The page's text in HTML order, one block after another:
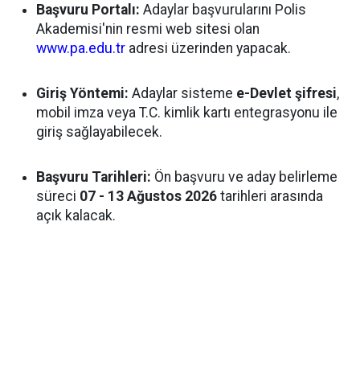
Başvuru Portalı: Adaylar başvurularını Polis
Akademisi'nin resmi web sitesi olan
www.pa.edu.tr adresi üzerinden yapacak.
Giriş Yöntemi: Adaylar sisteme e-Devlet şifresi,
mobil imza veya T.C. kimlik kartı entegrasyonu ile
giriş sağlayabilecek.
Başvuru Tarihleri: Ön başvuru ve aday belirleme
süreci 07 - 13 Ağustos 2026 tarihleri arasında
açık kalacak.